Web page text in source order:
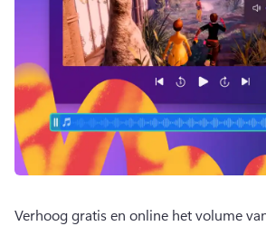
Verhoog gratis en online het volume